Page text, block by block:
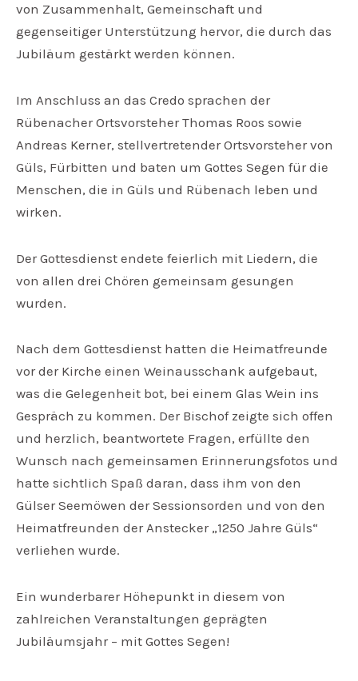
von Zusammenhalt, Gemeinschaft und
gegenseitiger Unterstützung hervor, die durch das
Jubiläum gestärkt werden können.
Im Anschluss an das Credo sprachen der
Rübenacher Ortsvorsteher Thomas Roos sowie
Andreas Kerner, stellvertretender Ortsvorsteher von
Güls, Fürbitten und baten um Gottes Segen für die
Menschen, die in Güls und Rübenach leben und
wirken.
Der Gottesdienst endete feierlich mit Liedern, die
von allen drei Chören gemeinsam gesungen
wurden.
Nach dem Gottesdienst hatten die Heimatfreunde
vor der Kirche einen Weinausschank aufgebaut,
was die Gelegenheit bot, bei einem Glas Wein ins
Gespräch zu kommen. Der Bischof zeigte sich offen
und herzlich, beantwortete Fragen, erfüllte den
Wunsch nach gemeinsamen Erinnerungsfotos und
hatte sichtlich Spaß daran, dass ihm von den
Gülser Seemöwen der Sessionsorden und von den
Heimatfreunden der Anstecker „1250 Jahre Güls“
verliehen wurde.
Ein wunderbarer Höhepunkt in diesem von
zahlreichen Veranstaltungen geprägten
Jubiläumsjahr – mit Gottes Segen!